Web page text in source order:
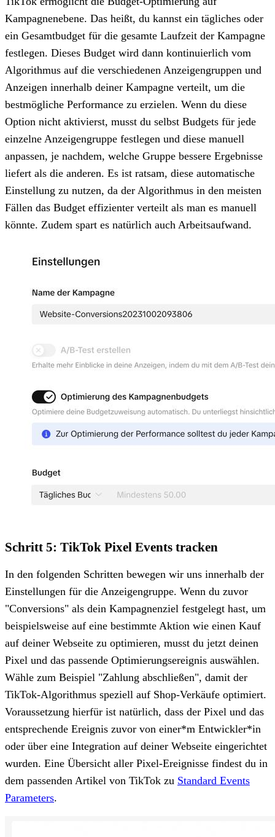
Kampagnenebene. Das heißt, du kannst ein tägliches oder
ein Gesamtbudget für die gesamte Laufzeit der Kampagne
festlegen. Dieses Budget wird dann kontinuierlich vom
Algorithmus auf die verschiedenen Anzeigengruppen und
Anzeigen innerhalb deiner Kampagne verteilt, um die
bestmögliche Performance zu erzielen. Wenn du diese
Option nicht aktivierst, musst du selbst Budgets für jede
einzelne Anzeigengruppe festlegen und diese manuell
anpassen, je nachdem, welche Gruppe bessere Ergebnisse
liefert als die anderen. Es ist ratsam, diese automatische
Einstellung zu nutzen, da der Algorithmus in den meisten
Fällen das Budget effizienter verteilt als man es manuell
könnte. Zudem spart es natürlich auch Arbeitsaufwand.
Schritt 5: TikTok Pixel Events tracken
In den folgenden Schritten bewegen wir uns innerhalb der
Einstellungen für die Anzeigengruppe. Wenn du zuvor
"Conversions" als dein Kampagnenziel festgelegt hast, um
beispielsweise auf eine bestimmte Aktion wie einen Kauf
auf deiner Webseite zu optimieren, musst du jetzt deinen
Pixel und das passende Optimierungsereignis auswählen.
Wähle zum Beispiel "Zahlung abschließen", damit der
TikTok-Algorithmus speziell auf Shop-Verkäufe optimiert.
Voraussetzung hierfür ist natürlich, dass der Pixel und das
entsprechende Ereignis zuvor von einer*m Entwickler*in
oder über eine Integration auf deiner Webseite eingerichtet
wurden. Eine Übersicht aller Pixel-Ereignisse findest du in
dem passenden Artikel von TikTok zu Standard Events
Parameters.